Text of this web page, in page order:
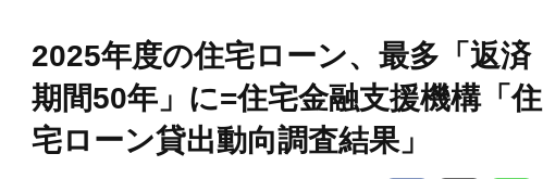
2025年度の住宅ローン、最多「返済
期間50年」に=住宅金融支援機構「住
宅ローン貸出動向調査結果」